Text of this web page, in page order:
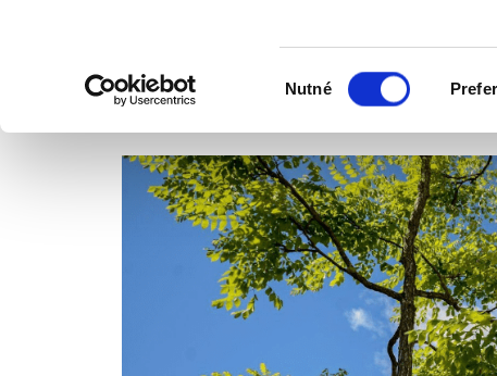
souhlasu
Nutné
Úvodní stránka Co znamená označení budov s